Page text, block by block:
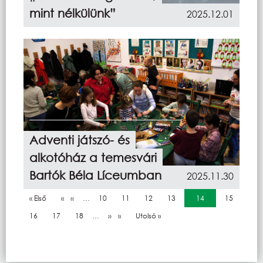
mint nélkülünk”
2025.12.01
Adventi játszó- és
alkotóház a temesvári
Bartók Béla Líceumban
2025.11.30
Oldalszámozás
Első oldal
« Első Előző oldal
‹‹ … Oldal
10 Oldal
11 Oldal
12 Oldal
13 Jelenlegi oldal
14 Oldal
15
Oldal
16 Oldal
17 Oldal
18 … Következő oldal
›› Utolsó oldal
Utolsó »